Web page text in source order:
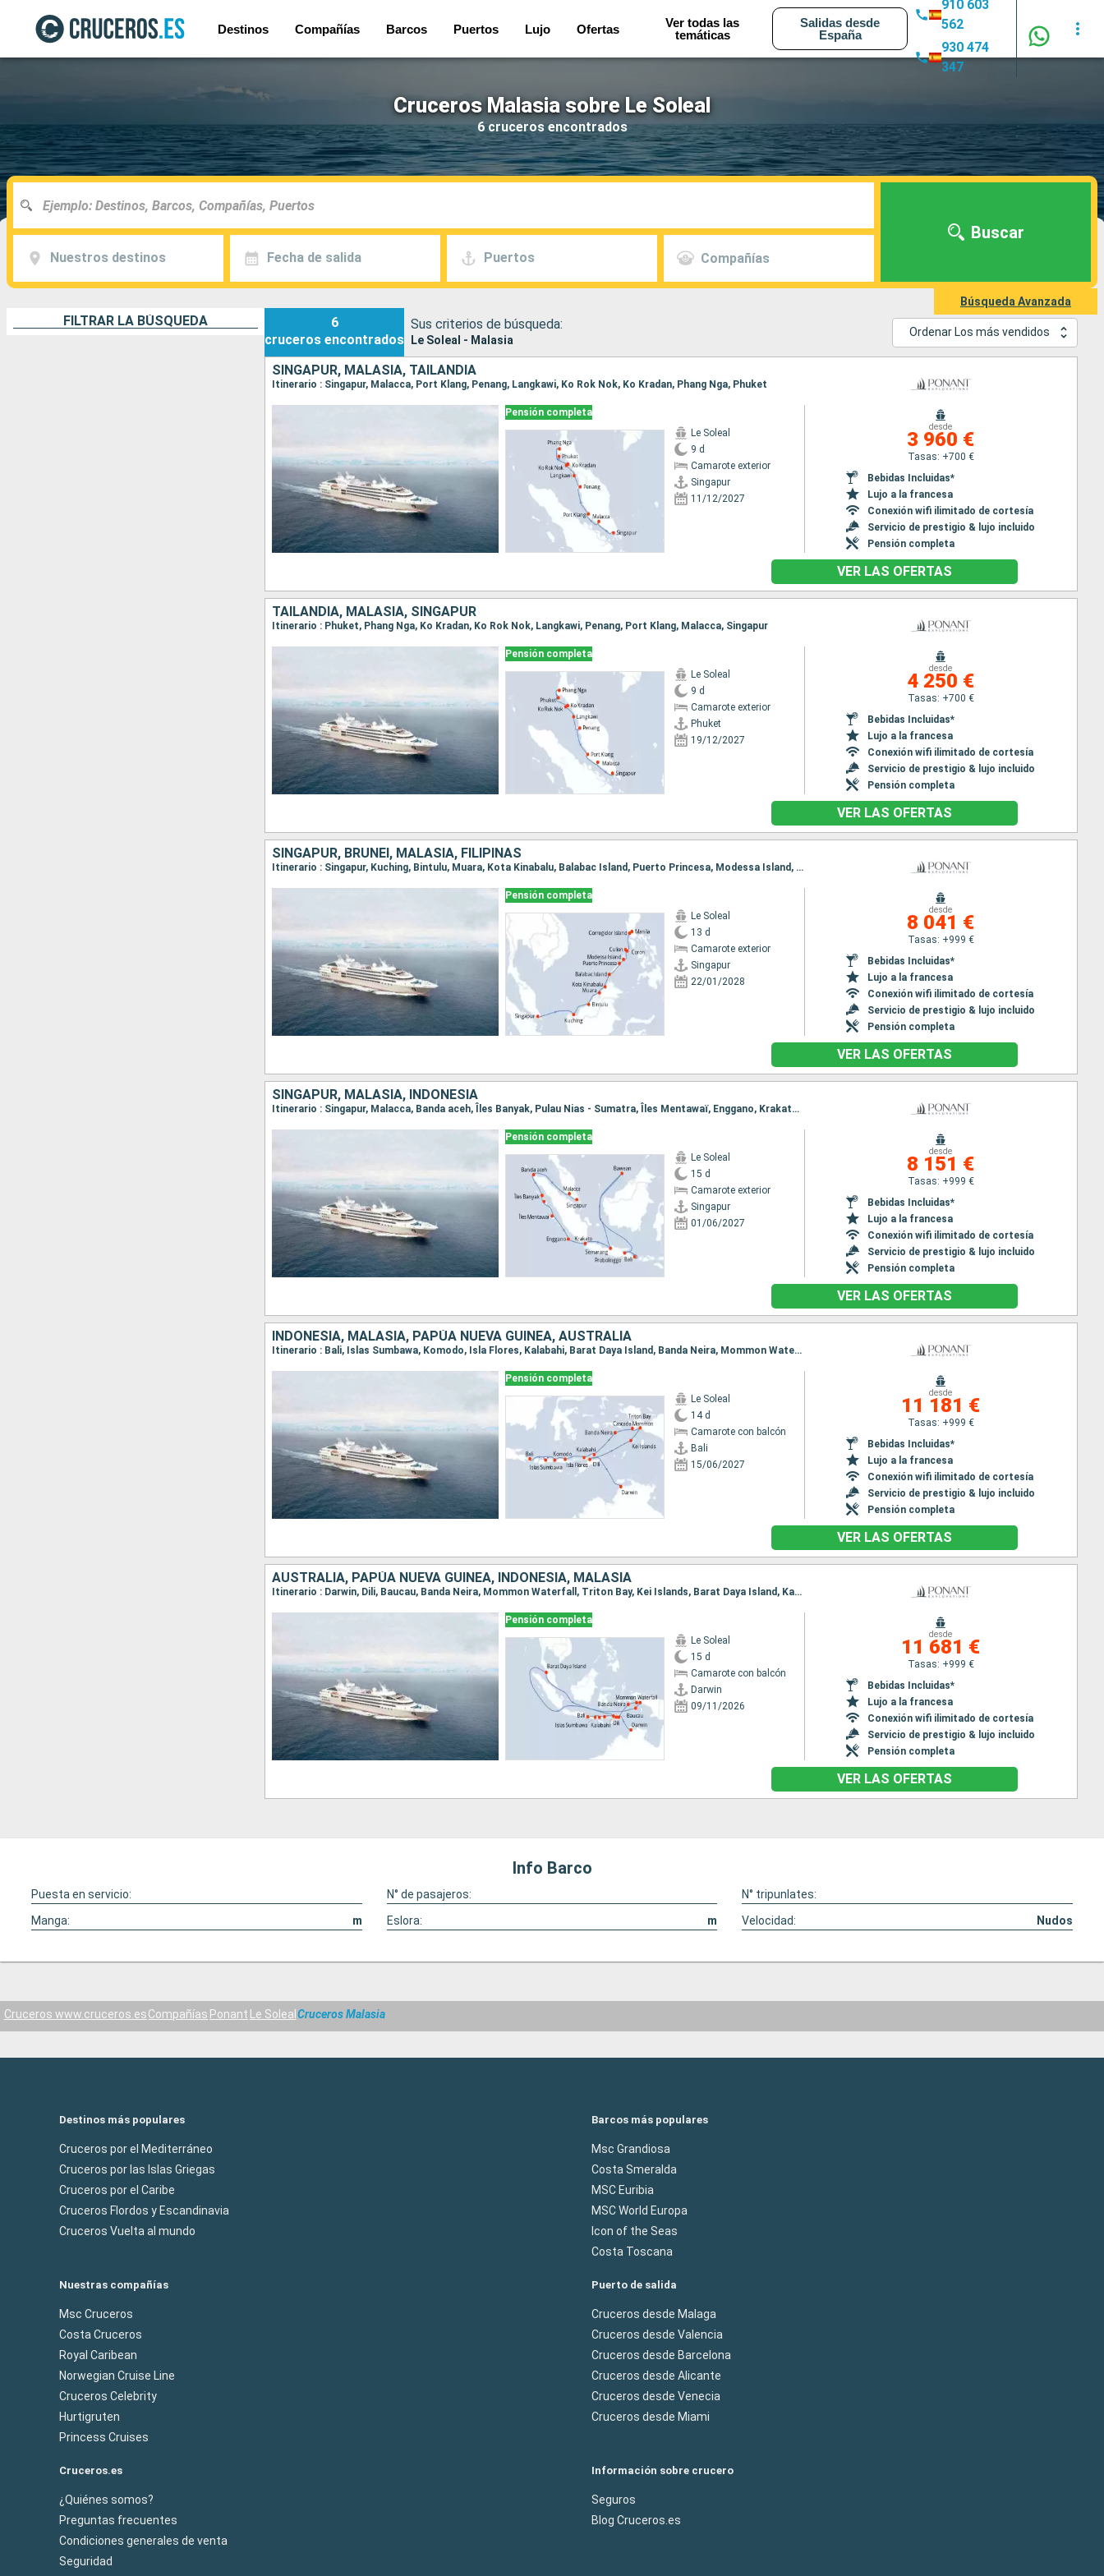
Destinos Compañías Barcos Puertos Lujo Ofertas
Ver todas las
temáticas
Salidas desde
España
910 603
562
930 474
347
Cruceros Malasia sobre Le Soleal
6 cruceros encontrados
Nuestros destinos Fecha de salida Puertos Compañías
Buscar
Búsqueda Avanzada
FILTRAR LA BÚSQUEDA
6
cruceros encontrados
Sus criterios de búsqueda:
Le Soleal - Malasia
Ordenar Los más vendidos
SINGAPUR, MALASIA, TAILANDIA
Itinerario : Singapur, Malacca, Port Klang, Penang, Langkawi, Ko Rok Nok, Ko Kradan, Phang Nga, Phuket
Pensión completa
Le Soleal
9 d
Camarote exterior
Singapur
11/12/2027
desde
3 960 €
Tasas: +700 €
Bebidas Incluidas*
Lujo a la francesa
Conexión wifi ilimitado de cortesía
Servicio de prestigio & lujo incluido
Pensión completa
VER LAS OFERTAS
TAILANDIA, MALASIA, SINGAPUR
Itinerario : Phuket, Phang Nga, Ko Kradan, Ko Rok Nok, Langkawi, Penang, Port Klang, Malacca, Singapur
Pensión completa
Le Soleal
9 d
Camarote exterior
Phuket
19/12/2027
desde
4 250 €
Tasas: +700 €
Bebidas Incluidas*
Lujo a la francesa
Conexión wifi ilimitado de cortesía
Servicio de prestigio & lujo incluido
Pensión completa
VER LAS OFERTAS
SINGAPUR, BRUNEI, MALASIA, FILIPINAS
Itinerario : Singapur, Kuching, Bintulu, Muara, Kota Kinabalu, Balabac Island, Puerto Princesa, Modessa Island, Culion, Coron, Corregidor Island, Manila
Pensión completa
Le Soleal
13 d
Camarote exterior
Singapur
22/01/2028
desde
8 041 €
Tasas: +999 €
Bebidas Incluidas*
Lujo a la francesa
Conexión wifi ilimitado de cortesía
Servicio de prestigio & lujo incluido
Pensión completa
VER LAS OFERTAS
SINGAPUR, MALASIA, INDONESIA
Itinerario : Singapur, Malacca, Banda aceh, Îles Banyak, Pulau Nias - Sumatra, Îles Mentawaï, Enggano, Krakato, Semarang, Bawean, Probolinggo, Bali
Pensión completa
Le Soleal
15 d
Camarote exterior
Singapur
01/06/2027
desde
8 151 €
Tasas: +999 €
Bebidas Incluidas*
Lujo a la francesa
Conexión wifi ilimitado de cortesía
Servicio de prestigio & lujo incluido
Pensión completa
VER LAS OFERTAS
INDONESIA, MALASIA, PAPÚA NUEVA GUINEA, AUSTRALIA
Itinerario : Bali, Islas Sumbawa, Komodo, Isla Flores, Kalabahi, Barat Daya Island, Banda Neira, Mommon Waterfall, Triton Bay, Kei Islands, Dili, Darwin
Pensión completa
Le Soleal
14 d
Camarote con balcón
Bali
15/06/2027
desde
11 181 €
Tasas: +999 €
Bebidas Incluidas*
Lujo a la francesa
Conexión wifi ilimitado de cortesía
Servicio de prestigio & lujo incluido
Pensión completa
VER LAS OFERTAS
AUSTRALIA, PAPÚA NUEVA GUINEA, INDONESIA, MALASIA
Itinerario : Darwin, Dili, Baucau, Banda Neira, Mommon Waterfall, Triton Bay, Kei Islands, Barat Daya Island, Kalabahi, Isla Flores, Komodo, Islas Sumbawa, Bali
Pensión completa
Le Soleal
15 d
Camarote con balcón
Darwin
09/11/2026
desde
11 681 €
Tasas: +999 €
Bebidas Incluidas*
Lujo a la francesa
Conexión wifi ilimitado de cortesía
Servicio de prestigio & lujo incluido
Pensión completa
VER LAS OFERTAS
Info Barco
Puesta en servicio: N° de pasajeros:
N° tripunlates:
Manga:
m Eslora: m Velocidad: Nudos
Cruceros www.cruceros.esCompañías Ponant Le Soleal Cruceros Malasia
Destinos más populares
Cruceros por el Mediterráneo
Cruceros por las Islas Griegas
Cruceros por el Caribe
Cruceros Flordos y Escandinavia
Cruceros Vuelta al mundo
Barcos más populares
Msc Grandiosa
Costa Smeralda
MSC Euribia
MSC World Europa
Icon of the Seas
Costa Toscana
Nuestras compañías
Msc Cruceros
Costa Cruceros
Royal Caribean
Norwegian Cruise Line
Cruceros Celebrity
Hurtigruten
Princess Cruises
Puerto de salida
Cruceros desde Malaga
Cruceros desde Valencia
Cruceros desde Barcelona
Cruceros desde Alicante
Cruceros desde Venecia
Cruceros desde Miami
Cruceros.es
¿Quiénes somos?
Preguntas frecuentes
Condiciones generales de venta
Seguridad
Información sobre crucero
Seguros
Blog Cruceros.es